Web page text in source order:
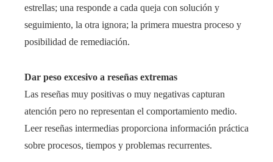
estrellas; una responde a cada queja con solución y
seguimiento, la otra ignora; la primera muestra proceso y
posibilidad de remediación.
Dar peso excesivo a reseñas extremas
Las reseñas muy positivas o muy negativas capturan
atención pero no representan el comportamiento medio.
Leer reseñas intermedias proporciona información práctica
sobre procesos, tiempos y problemas recurrentes.